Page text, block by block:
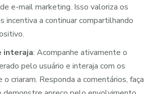
e-mail marketing. Isso valoriza os
incentiva a continuar compartilhando
interaja: Acompanhe ativamente o
pelo usuário e interaja com os
criaram. Responda a comentários, faça